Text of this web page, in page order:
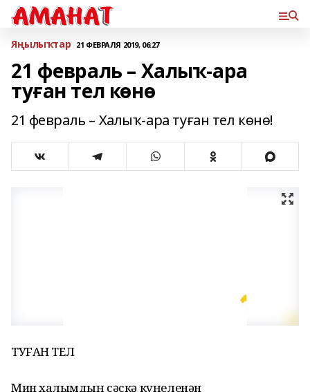
Яңылыҡтар 21 ФЕВРАЛЯ 2019, 06:27
21 февраль – Халыҡ-ара
туған тел көнө
21 февраль – Халыҡ-ара туған тел көнө!
ТУFАН ТЕЛ
Мин халҡымдың сәскә күңеленән